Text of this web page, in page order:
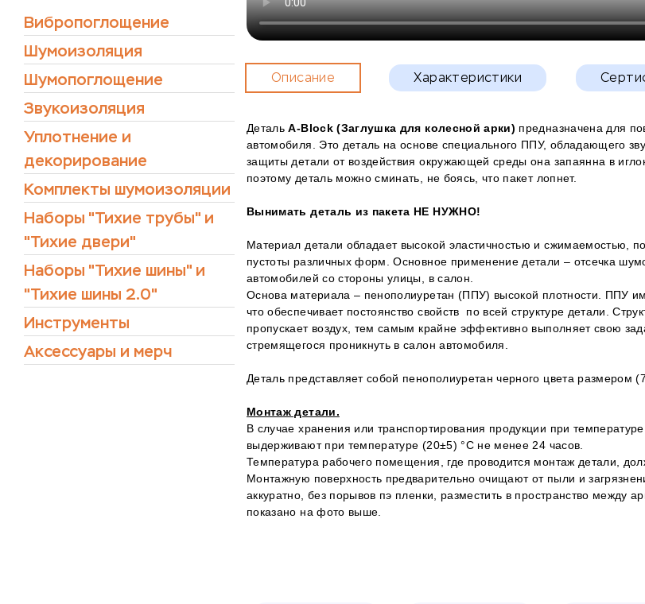
Вибропоглощение
Шумоизоляция
Шумопоглощение
Звукоизоляция
Уплотнение и
декорирование
Комплекты шумоизоляции
Наборы "Тихие трубы" и
"Тихие двери"
Наборы "Тихие шины" и
"Тихие шины 2.0"
Инструменты
Аксессуары и мерч
Описание Характеристики
ДетальА-Block (Заглушка для колесной арки) предназначена для
автомобиля. Это деталь на основе специального ППУ, обладающего
защиты детали от воздействия окружающей среды она запаянна в
поэтому деталь можно сминать, не боясь, что пакет лопнет.
Вынимать деталь из пакета НЕ НУЖНО!
Материал детали обладает высокой эластичностью и сжимаемостью,
пустоты различных форм. Основное применение детали – отсечка
автомобилей со стороны улицы, в салон.
Основа материала – пенополиуретан (ППУ) высокой плотности. ППУ
что обеспечивает постоянство свойств по всей структуре детали.
пропускает воздух, тем самым крайне эффективно выполняет свою
стремящегося проникнуть в салон автомобиля.
Деталь представляет собой пенополиуретан черного цвета размером
Монтаж детали.
В случае хранения или транспортирования продукции при
выдерживают при температуре (20±5) °С не менее 24 часов.
Температура рабочего помещения, где проводится монтаж детали,
Монтажную поверхность предварительно очищают от пыли и
аккуратно, без порывов пэ пленки, разместить в пространство между
показано на фото выше.